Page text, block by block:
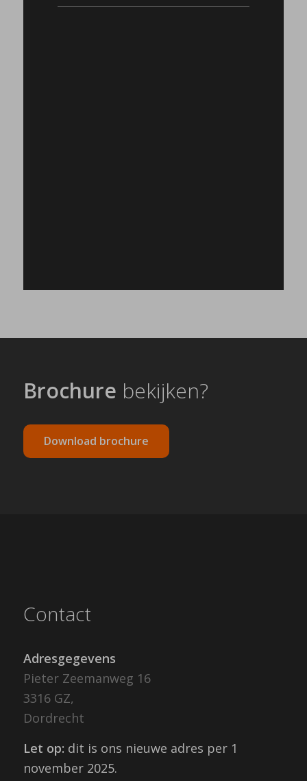
Brochure bekijken?
Download brochure
Contact
Adresgegevens
Pieter Zeemanweg 16
3316 GZ,
Dordrecht
Let op: dit is ons nieuwe adres per 1
november 2025.